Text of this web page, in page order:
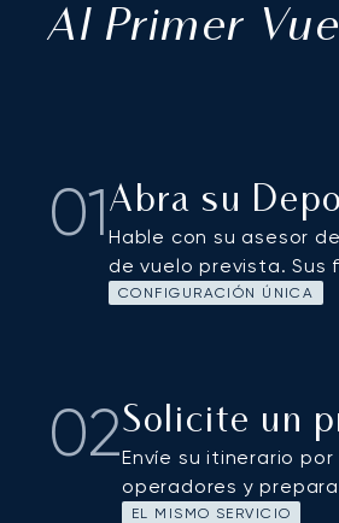
Al Primer
01Abra su
Hable con su asesor
de vuelo prevista.
CONFIGURACIÓN ÚNICA
02Solicite un
Envíe su itinerario
operadores y
EL MISMO SERVICIO